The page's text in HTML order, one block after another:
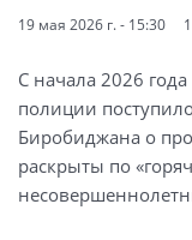
19 мая 2026 г. - 15:30
С начала 2026
полиции
Биробиджана о
раскрыты по